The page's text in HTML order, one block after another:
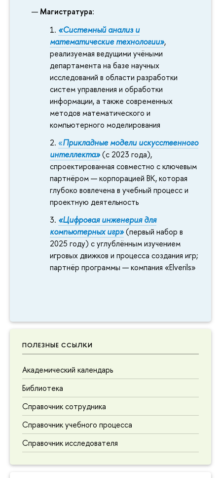
Магистратура:
«Системный анализ и
математические технологии»,
реализуемая ведущими учёными
департамента на базе научных
исследований в области разработки
систем управления и обработки
информации, а также современных
методов математического и
компьютерного моделирования
«Прикладные модели искусственного
интеллекта»(с 2023 года),
спроектированная совместно с ключевым
партнёром — корпорацией ВК, которая
глубоко вовлечена в учебный процесс и
проектную деятельность
«Цифровая инженерия для
компьютерных игр»(первый набор в
2025 году) с углублённым изучением
игровых движков и процесса создания игр;
партнёр программы — компания «Elverils»
ПОЛЕЗНЫЕ ССЫЛКИ
Академический календарь
Библиотека
Справочник сотрудника
Справочник учебного процесса
Справочник исследователя